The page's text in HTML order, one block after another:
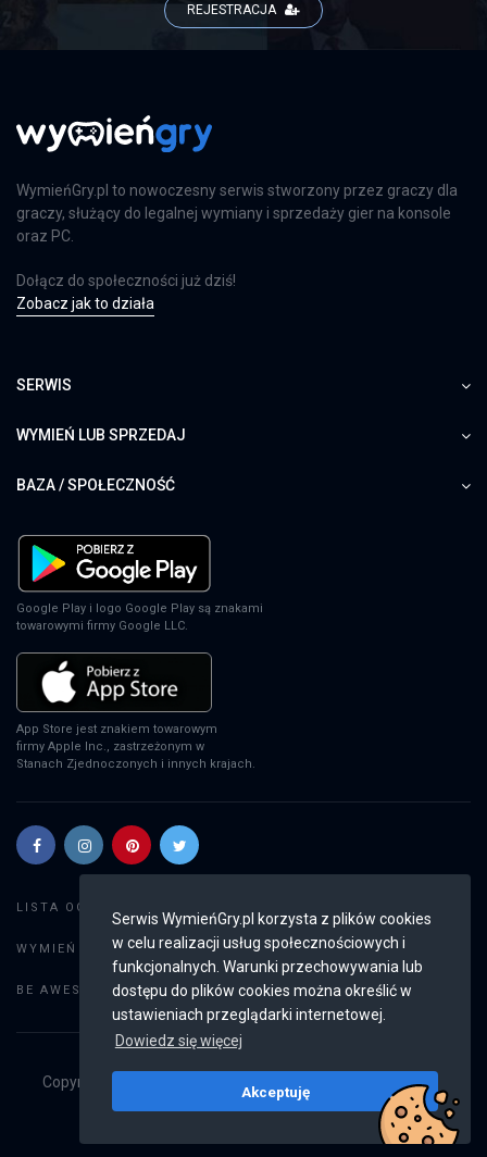
Serwis WymieńGry.pl korzysta z plików cookies
w celu realizacji usług społecznościowych i
funkcjonalnych. Warunki przechowywania lub
dostępu do plików cookies można określić w
ustawieniach przeglądarki internetowej.
Dowiedz się więcej
Akceptuję
REJESTRACJA
WymieńGry.pl to nowoczesny serwis stworzony przez graczy dla
graczy, służący do legalnej wymiany i sprzedaży gier na konsole
oraz PC.
Dołącz do społeczności już dziś!
Zobacz jak to działa
SERWIS
WYMIEŃ LUB SPRZEDAJ
BAZA / SPOŁECZNOŚĆ
Google Play i logo Google Play są znakami
towarowymi firmy Google LLC.
App Store jest znakiem towarowym
firmy Apple Inc., zastrzeżonym w
Stanach Zjednoczonych i innych krajach.
LISTA OGŁOSZEŃ:
WYMIEŃ GRY: Dodaj ogłoszenie
BE AWESOME: Weryfikacja konta
Copyright © 2019 - 2026
Wszystkie prawa
v2.8.4